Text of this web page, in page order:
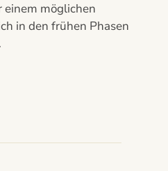
einem möglichen
in den frühen Phasen